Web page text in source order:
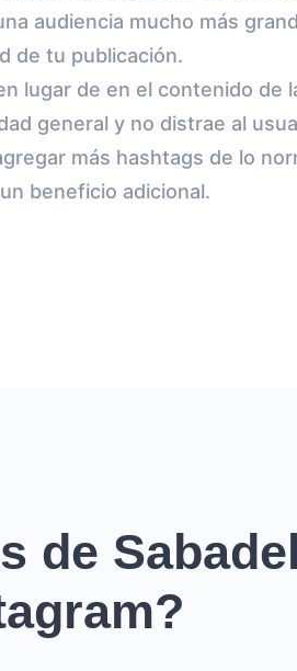
audiencia mucho más
de tu publicación.
lugar de en el contenido de
general y no distrae al
más hashtags de lo
beneficio adicional.
de